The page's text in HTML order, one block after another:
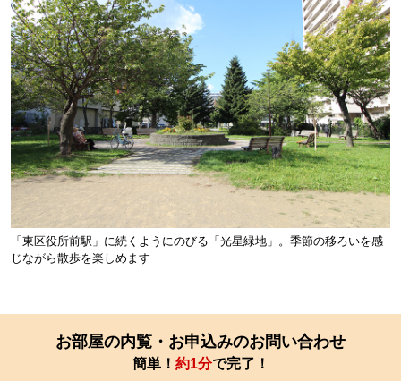
「東区役所前駅」に続くようにのびる「光星緑地」。季節の移ろいを感
じながら散歩を楽しめます
お部屋の内覧・お申込みのお問い合わせ
簡単！ 約1分で完了！